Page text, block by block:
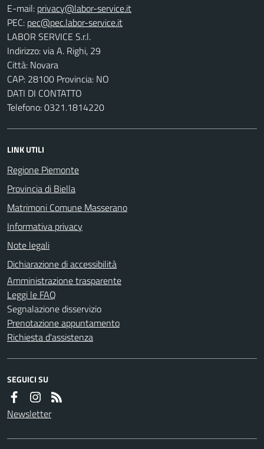
E-mail:
PEC:
LABOR SERVICE S.r.l.
Indirizzo: via A. Righi, 29
Città: Novara
CAP: 28100 Provincia: NO
DATI DI CONTATTO
Telefono: 0321.1814220
LINK UTILI
Regione Piemonte
Provincia di Biella
Matrimoni Comune Masserano
Informativa privacy
Note legali
Dichiarazione di accessibilità
Amministrazione trasparente
Leggi le FAQ
Segnalazione disservizio
Prenotazione appuntamento
Richiesta d'assistenza
SEGUICI SU
Newsletter